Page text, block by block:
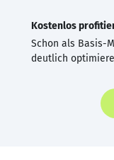
Kostenlos
Schon als Basis-
deutlich